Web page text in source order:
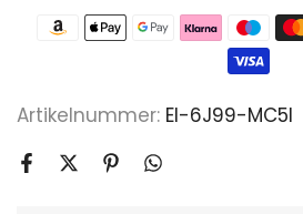
Artikelnummer: EI-6J99-MC5I